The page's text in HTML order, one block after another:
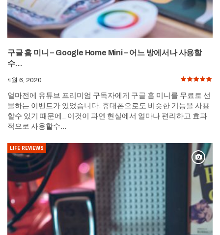
구글 홈 미니 – Google Home Mini – 어느 방에서나 사용할
수…
4월 6, 2020
얼마전에 유튜브 프리미엄 구독자에게 구글 홈 미니를 무료로 선
물하는 이벤트가 있었습니다. 휴대폰으로도 비슷한 기능을 사용
할수 있기 때문에.. 이것이 과연 현실에서 얼마나 편리하고 효과
적으로 사용할수…
LIFE REVIEWS